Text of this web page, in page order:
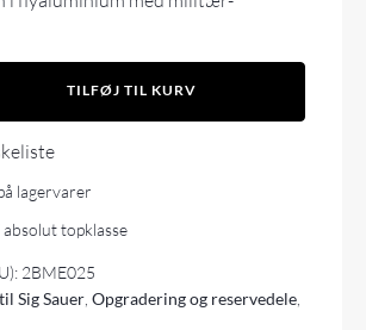
TILFØJ TIL KURV
lagervarer
topklasse
2BME025
Sig Sauer ,Opgradering og reservedele